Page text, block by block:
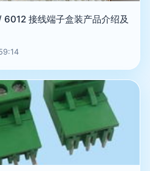
接线端子盒装产品介绍及